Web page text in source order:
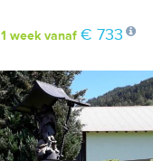
1 weekvanaf € 733